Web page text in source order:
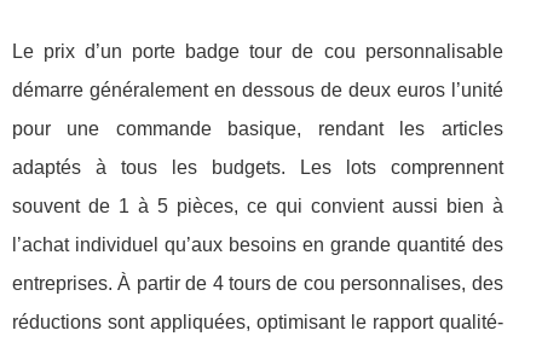
Le prix d’un porte badge tour de cou personnalisable
démarre généralement en dessous de deux euros l’unité
pour une commande basique, rendant les articles
adaptés à tous les budgets. Les lots comprennent
souvent de 1 à 5 pièces, ce qui convient aussi bien à
l’achat individuel qu’aux besoins en grande quantité des
entreprises. À partir de 4 tours de cou personnalises, des
réductions sont appliquées, optimisant le rapport qualité-